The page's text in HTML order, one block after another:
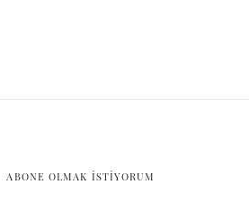
ABONE OLMAK ISTIYORUM